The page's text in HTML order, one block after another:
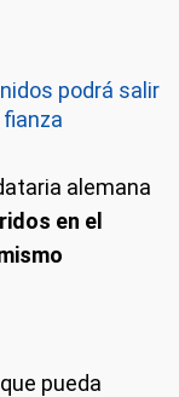
podrá salir
alemana
en el
pueda